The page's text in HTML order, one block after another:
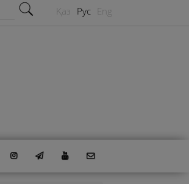
Қаз Рус Eng